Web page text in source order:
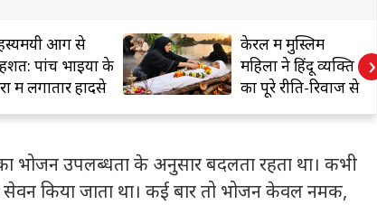
आग से
पांच भाइयों के
में लगातार हादसे
केरल में मुस्लिम
महिला ने हिंदू व्यक्ति
का पूरे रीति-रिवाज से
किया अंतिम संस्कार
›
भोजन उपलब्धता के अनुसार बदलता रहता था। कभी
किया जाता था। कई बार तो भोजन केवल नमक,